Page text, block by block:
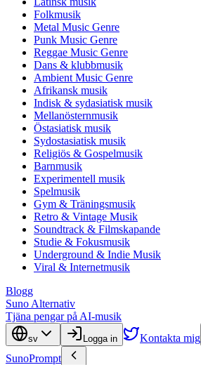
Folkmusik
Metal Music Genre
Punk Music Genre
Reggae Music Genre
Dans & klubbmusik
Ambient Music Genre
Afrikansk musik
Indisk & sydasiatisk musik
Mellanösternmusik
Östasiatisk musik
Sydostasiatisk musik
Religiös & Gospelmusik
Barnmusik
Experimentell musik
Spelmusik
Gym & Träningsmusik
Retro & Vintage Musik
Soundtrack & Filmskapande
Studie & Fokusmusik
Underground & Indie Musik
Viral & Internetmusik
Blogg
Suno Alternativ
Tjäna pengar på AI-musik
sv Logga in Kontakta mig
SunoPrompt